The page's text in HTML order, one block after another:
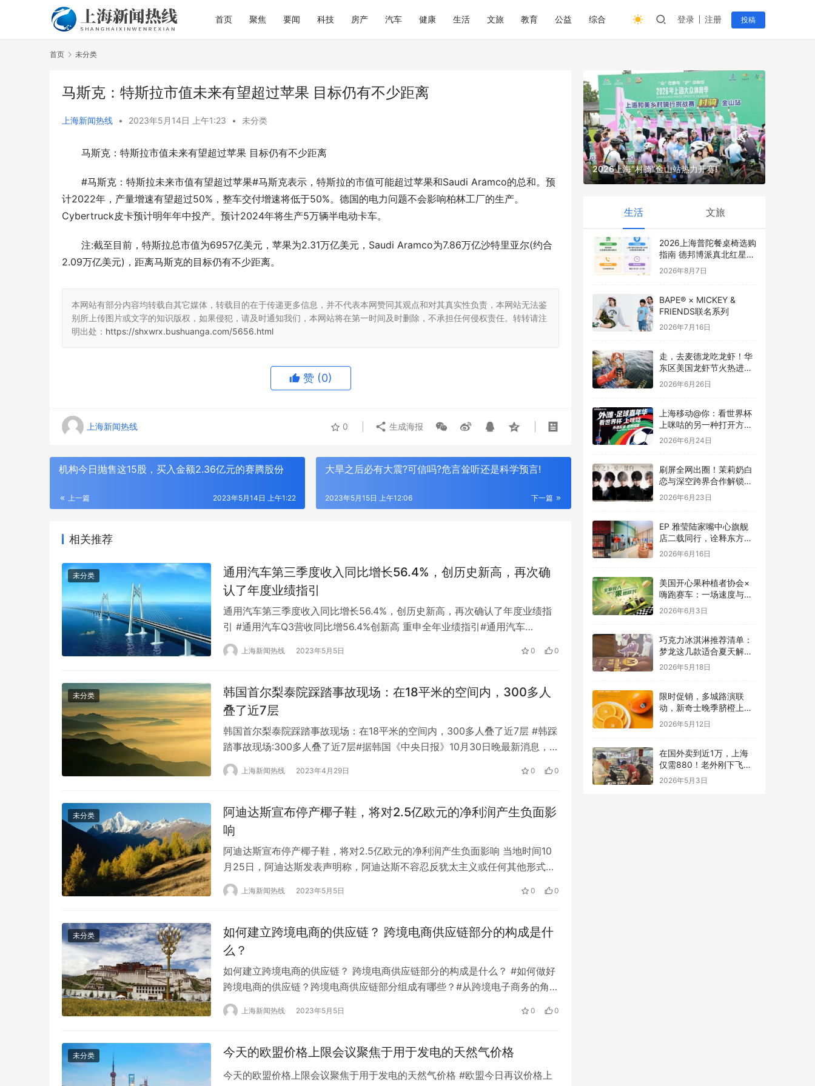
首页 聚焦 要闻 科技 房产 汽车 健康 生活 文旅 教育 公益 综合 登录 注册 投稿
首页 未分类
马斯克：特斯拉市值未来有望超过苹果 目标仍有不少距离
上海新闻热线 • 2023年5月14日 上午1:23 • 未分类
马斯克：特斯拉市值未来有望超过苹果 目标仍有不少距离
#马斯克：特斯拉未来市值有望超过苹果#马斯克表示，特斯拉的市值可能超过苹果和Saudi Aramco的总和。预
计2022年，产量增速有望超过50%，整车交付增速将低于50%。德国的电力问题不会影响柏林工厂的生产。
Cybertruck皮卡预计明年年中投产。预计2024年将生产5万辆半电动卡车。
注:截至目前，特斯拉总市值为6957亿美元，苹果为2.31万亿美元，Saudi Aramco为7.86万亿沙特里亚尔(约合
2.09万亿美元)，距离马斯克的目标仍有不少距离。
本网站有部分内容均转载自其它媒体，转载目的在于传递更多信息，并不代表本网赞同其观点和对其真实性负责，本网站无法鉴
别所上传图片或文字的知识版权，如果侵犯，请及时通知我们，本网站将在第一时间及时删除，不承担任何侵权责任。转转请注
明出处： https://shxwrx.bushuanga.com/5656.html
赞 (0)
上海新闻热线 0 生成海报
机构今日抛售这15股，买入金额2.36亿元的赛腾股份
上一篇 2023年5月14日 上午1:22
大旱之后必有大震?可信吗?危言耸听还是科学预言!
下一篇
2023年5月15日 上午12:06
相关推荐
未分类
通用汽车第三季度收入同比增长56.4%，创历史新高，再次确
认了年度业绩指引
通用汽车第三季度收入同比增长56.4%，创历史新高，再次确认了年度业绩指
引 #通用汽车Q3营收同比增56.4%创新高 重申全年业绩指引#通用汽车
(36.41，0.69，1.93%)(通用汽车。美国)10月25日周二公布了第三季度业绩。
财报显示，通用汽车第三季度营收达到创纪录的418.89亿美元，比去年同期的
上海新闻热线 2023年5月5日 0 0
未分类
韩国首尔梨泰院踩踏事故现场：在18平米的空间内，300多人
叠了近7层
韩国首尔梨泰院踩踏事故现场：在18平米的空间内，300多人叠了近7层 #韩踩
踏事故现场:300多人叠了近7层#据韩国《中央日报》10月30日晚最新消息，截
至当地时间30日晚9时，梨泰院踩踏事故已造成154人(包括26名外国人)死亡，
其中男性56人，女性98人。踩踏事故是怎么发生的？调查进展如何？10月30
上海新闻热线 2023年4月29日 0 0
未分类
阿迪达斯宣布停产椰子鞋，将对2.5亿欧元的净利润产生负面影
响
阿迪达斯宣布停产椰子鞋，将对2.5亿欧元的净利润产生负面影响 当地时间10
月25日，阿迪达斯发表声明称，阿迪达斯不容忍反犹太主义或任何其他形式的
仇恨言论。针对Kanye-West近期的反犹言论和行为，我们立即终止合作，停止
生产Yeezy品牌。 根据阿迪达斯的声明，鉴于第四季度的高季节性，预计这将
上海新闻热线 2023年5月5日 0 0
未分类
如何建立跨境电商的供应链？ 跨境电商供应链部分的构成是什
么？
如何建立跨境电商的供应链？ 跨境电商供应链部分的构成是什么？ #如何做好
跨境电商的供应链？跨境电商供应链部分组成有哪些？#从跨境电子商务的角度
看，供应链可以分为产品供应链、物流供应链和资本供应链三个部分。 从跨境
电子商务的商品导向性质来看，产品供应链是最重要的。 拥有强大的产品供应
散化、个性…
上海新闻热线 2023年5月5日 0 0
未分类 今天的欧盟价格上限会议聚焦于用于发电的天然气价格
今天的欧盟价格上限会议聚焦于用于发电的天然气价格 #欧盟今日再议价格上
从理论到实践：上海仁爱医院中医肿瘤理念
大润发购物卡回收平台参考：京卡收的综合
2026上海“村骑”金山站热力开赛!
生活 文旅
2026上海普陀餐桌椅选购
指南 德邦博派真北红星店
最新攻略
2026年8月7日
BAPE® × MICKEY &
FRIENDS联名系列
2026年7月16日
走，去麦德龙吃龙虾！华
东区美国龙虾节火热进行
中
2026年6月26日
上海移动@你：看世界杯
上咪咕的另一种打开方
式，在外滩！
2026年6月24日
刷屏全网出圈！茉莉奶白
恋与深空跨界合作解锁茶
饮联名新高度
2026年6月23日
EP 雅莹陆家嘴中心旗舰
店二载同行，诠释东方雅
致与有机生活
2026年6月16日
美国开心果种植者协会×
嗨跑赛车：一场速度与能
量的跨界碰撞
2026年6月3日
巧克力冰淇淋推荐清单：
梦龙这几款适合夏天解馋
又不腻
2026年5月18日
限时促销，多城路演联
动，新奇士晚季脐橙上线
本来生活
2026年5月12日
在国外卖到近1万，上海
仅需880！老外刚下飞机
就直奔这里配眼镜
2026年5月3日